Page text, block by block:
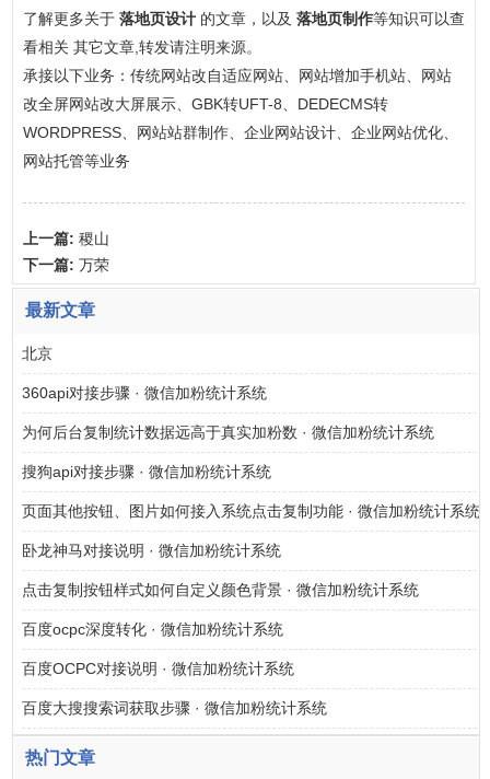
了解更多关于 落地页设计 的文章，以及 落地页制作等知识可以查
看相关 其它文章,转发请注明来源。
承接以下业务：传统网站改自适应网站、网站增加手机站、网站
改全屏网站改大屏展示、GBK转UFT-8、DEDECMS转
WORDPRESS、网站站群制作、企业网站设计、企业网站优化、
网站托管等业务
上一篇: 稷山
下一篇: 万荣
最新文章
北京
360api对接步骤 · 微信加粉统计系统
为何后台复制统计数据远高于真实加粉数 · 微信加粉统计系统
搜狗api对接步骤 · 微信加粉统计系统
页面其他按钮、图片如何接入系统点击复制功能 · 微信加粉统计系统
卧龙神马对接说明 · 微信加粉统计系统
点击复制按钮样式如何自定义颜色背景 · 微信加粉统计系统
百度ocpc深度转化 · 微信加粉统计系统
百度OCPC对接说明 · 微信加粉统计系统
百度大搜搜索词获取步骤 · 微信加粉统计系统
热门文章